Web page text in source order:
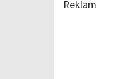
Reklam